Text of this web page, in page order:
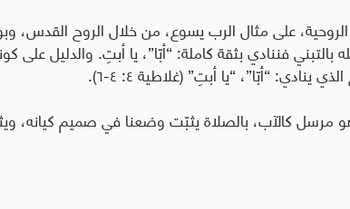
الروحية، على مثال الرب يسوع، من خلال الروح
لله بالتبني فننادي بثقة كاملة: “أبّا”، يا أبتِ. والدليل على
ينادي: “أبّا”، “يا أبتِ” (غلاطية ٤: ٤-٦).
مرسل كالآب، بالصلاة يثبّت وضعنا في صميم كيانه،